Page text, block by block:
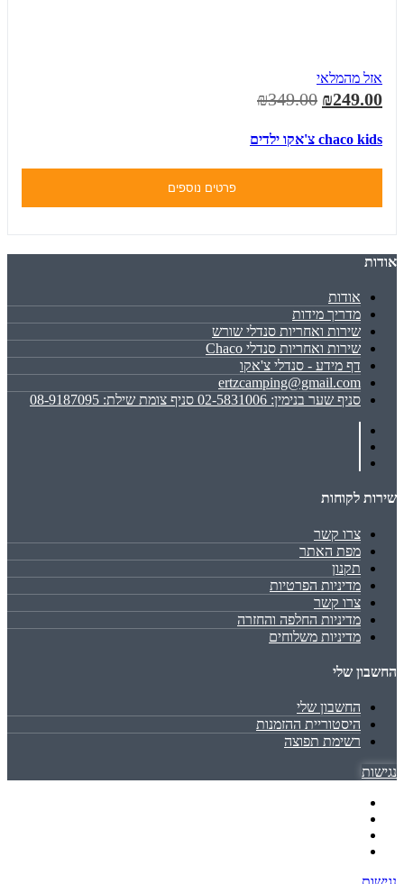
אזל מהמלאי
₪249.00
₪349.00
chaco kids צ'אקו ילדים
פרטים נוספים
אודות
אודות
מדריך מידות
שירות ואחריות סנדלי שורש
שירות ואחריות סנדלי Chaco
דף מידע - סנדלי צ'אקו
ertzcamping@gmail.com
סניף שער בנימין: 02-5831006 סניף צומת שילת: 08-9187095
שירות לקוחות
צרו קשר
מפת האתר
תקנון
מדיניות הפרטיות
צרו קשר
מדיניות החלפה והחזרה
מדיניות משלוחים
החשבון שלי
החשבון שלי
היסטוריית ההזמנות
רשימת תפוצה
נגישות